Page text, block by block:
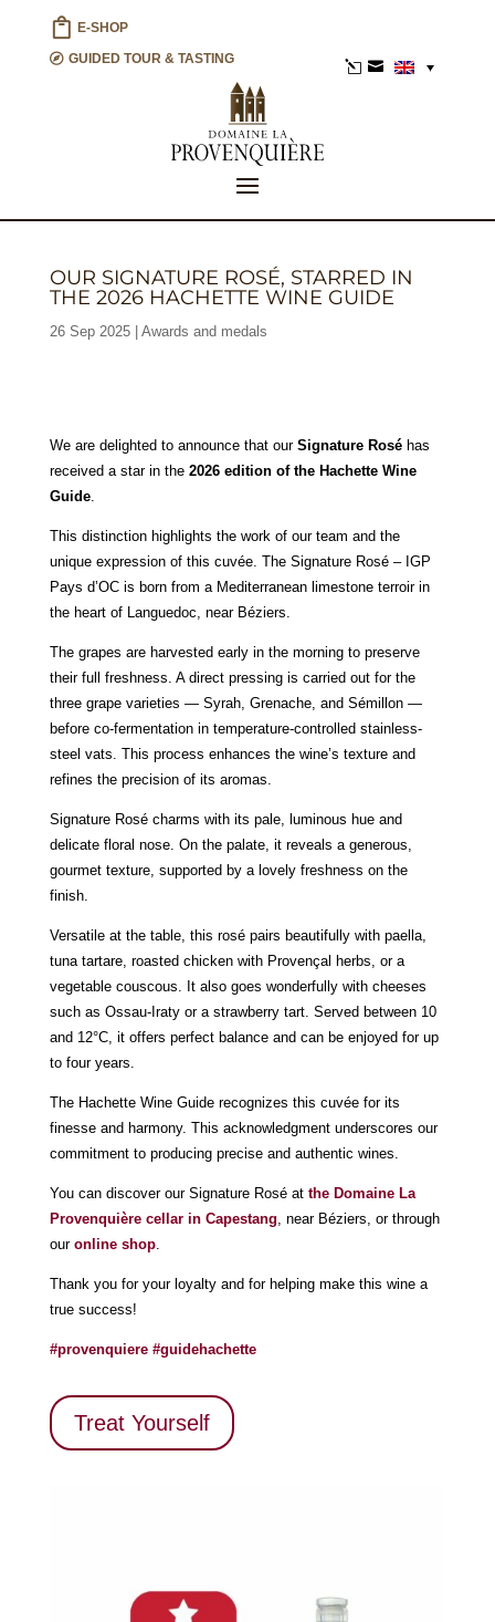
E-SHOP
GUIDED TOUR & TASTING
l 
OUR SIGNATURE ROSÉ, STARRED IN
THE 2026 HACHETTE WINE GUIDE
26 Sep 2025 Awards and medals
We are delighted to announce that our Signature Roséhas
received a star in the 2026 edition of the Hachette Wine
Guide.
This distinction highlights the work of our team and the
unique expression of this cuvée. The Signature Rosé – IGP
Pays d’OC is born from a Mediterranean limestone terroir in
the heart of Languedoc, near Béziers.
The grapes are harvested early in the morning to preserve
their full freshness. A direct pressing is carried out for the
three grape varieties — Syrah, Grenache, and Sémillon —
before co-fermentation in temperature-controlled stainless-
steel vats. This process enhances the wine’s texture and
refines the precision of its aromas.
Signature Rosé charms with its pale, luminous hue and
delicate floral nose. On the palate, it reveals a generous,
gourmet texture, supported by a lovely freshness on the
finish.
Versatile at the table, this rosé pairs beautifully with paella,
tuna tartare, roasted chicken with Provençal herbs, or a
vegetable couscous. It also goes wonderfully with cheeses
such as Ossau-Iraty or a strawberry tart. Served between 10
and 12°C, it offers perfect balance and can be enjoyed for up
to four years.
The Hachette Wine Guide recognizes this cuvée for its
finesse and harmony. This acknowledgment underscores our
commitment to producing precise and authentic wines.
You can discover our Signature Rosé at the Domaine La
Provenquière cellar in Capestang, near Béziers, or through
our online shop.
Thank you for your loyalty and for helping make this wine a
true success!
#provenquiere #guidehachette
Treat Yourself